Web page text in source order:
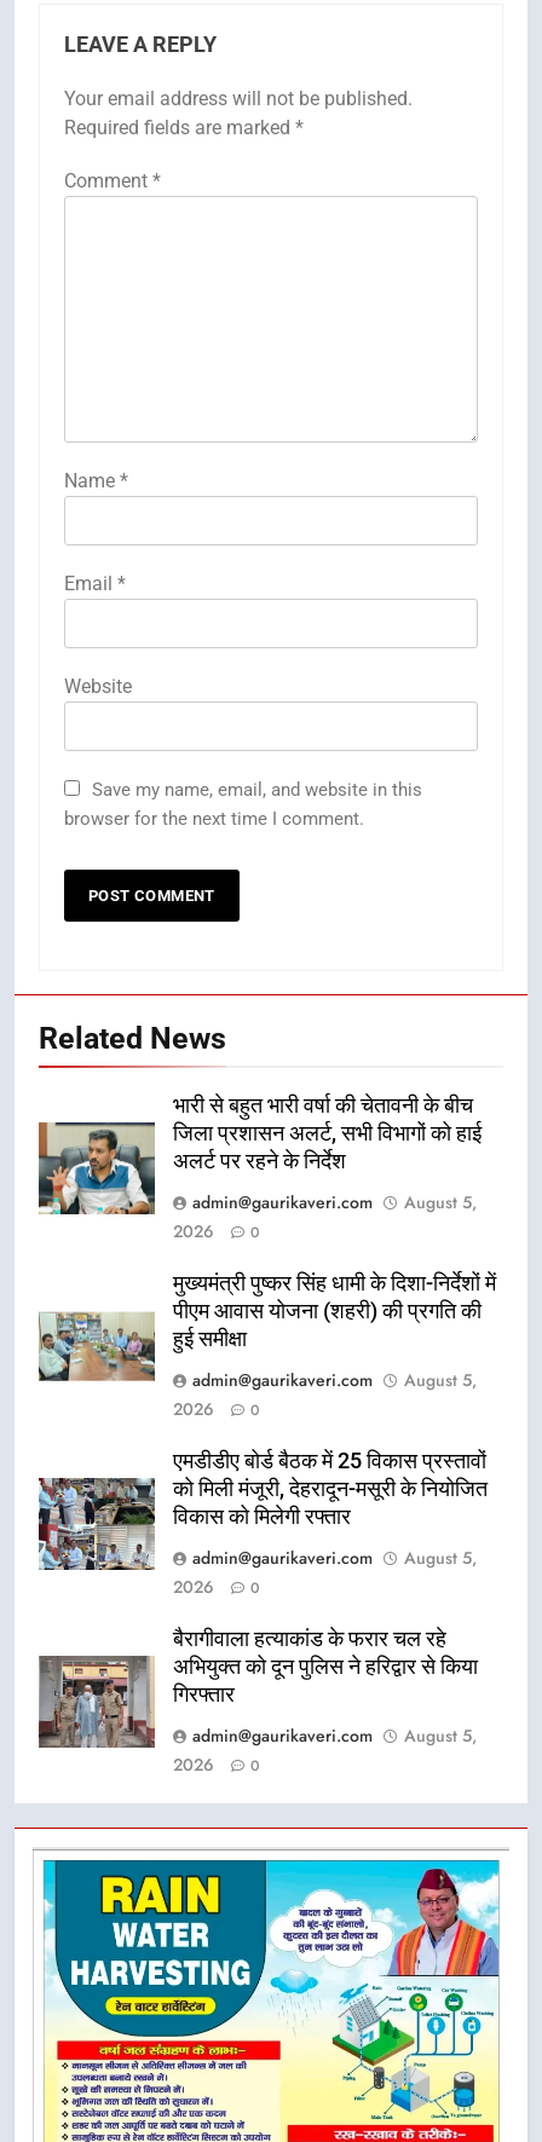
LEAVE A REPLY
Your email address will not be published.
Required fields are marked *
Comment *
Name *
Email *
Website
Save my name, email, and website in this
browser for the next time I comment.
Related News
भारी से बहुत भारी वर्षा की चेतावनी के बीच
जिला प्रशासन अलर्ट, सभी विभागों को हाई
अलर्ट पर रहने के निर्देश
admin@gaurikaveri.com
August 5,
2026
0
मुख्यमंत्री पुष्कर सिंह धामी के दिशा-निर्देशों में
पीएम आवास योजना (शहरी) की प्रगति की
हुई समीक्षा
admin@gaurikaveri.com
August 5,
2026
0
एमडीडीए बोर्ड बैठक में 25 विकास प्रस्तावों
को मिली मंजूरी, देहरादून-मसूरी के नियोजित
विकास को मिलेगी रफ्तार
admin@gaurikaveri.com
August 5,
2026
0
बैरागीवाला हत्याकांड के फरार चल रहे
अभियुक्त को दून पुलिस ने हरिद्वार से किया
गिरफ्तार
admin@gaurikaveri.com
August 5,
2026
0